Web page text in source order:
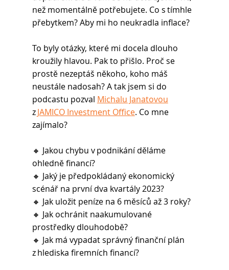
než momentálně potřebujete. Co s tímhle
přebytkem? Aby mi ho neukradla inflace?
To byly otázky, které mi docela dlouho
kroužily hlavou. Pak to přišlo. Proč se
prostě nezeptáš někoho, koho máš
neustále nadosah? A tak jsem si do
podcastu pozval Michalu Janatovou
z JAMICO Investment Office. Co mne
zajímalo?
🔸 Jakou chybu v podnikání děláme
ohledně financí?
🔸 Jaký je předpokládaný ekonomický
scénář na první dva kvartály 2023?
🔸 Jak uložit peníze na 6 měsíců až 3 roky?
🔸 Jak ochránit naakumulované
prostředky dlouhodobě?
🔸 Jak má vypadat správný finanční plán
z hlediska firemních financí?